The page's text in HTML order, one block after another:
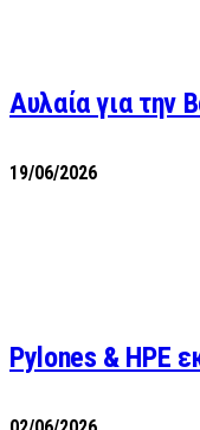
Αυλαία για την
19/06/2026
Pylones & HPE